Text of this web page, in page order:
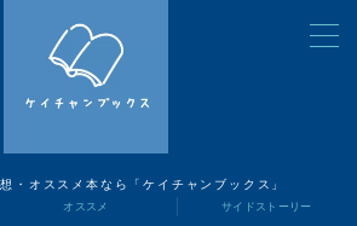
・オススメ本なら「ケイチャンブックス」
オススメ サイドストーリー